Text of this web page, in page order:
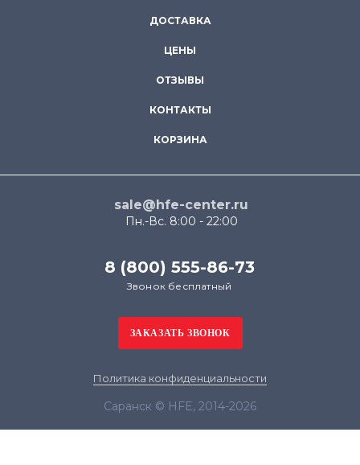
ДОСТАВКА
ЦЕНЫ
ОТЗЫВЫ
КОНТАКТЫ
КОРЗИНА
sale@hfe-center.ru
Пн.-Вс. 8:00 - 22:00
8 (800) 555-86-73
Звонок бесплатный
Политика конфиденциальности
Саранск © HFE, 2014-2026